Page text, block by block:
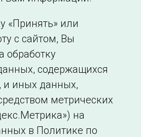
представительства
образовательной
организации
«Принять» или
с сайтом, Вы
обработку
содержащихся
и иных данных,
метрических
на
в Политике по